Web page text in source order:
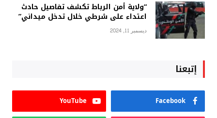
“ولاية أمن الرباط تكشف تفاصيل حادث
اعتداء على شرطي خلال تدخل ميداني”
ديسمبر 11, 2024
إتبعنا
Facebook
YouTube